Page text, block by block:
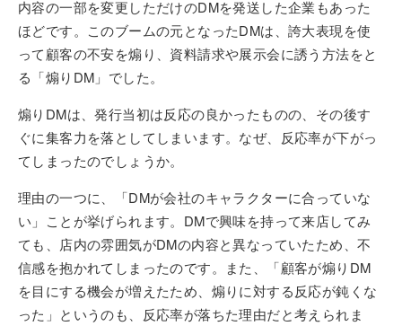
内容の一部を変更しただけのDMを発送した企業もあった
ほどです。このブームの元となったDMは、誇大表現を使
って顧客の不安を煽り、資料請求や展示会に誘う方法をと
る「煽りDM」でした。
煽りDMは、発行当初は反応の良かったものの、その後す
ぐに集客力を落としてしまいます。なぜ、反応率が下がっ
てしまったのでしょうか。
理由の一つに、「DMが会社のキャラクターに合っていな
い」ことが挙げられます。DMで興味を持って来店してみ
ても、店内の雰囲気がDMの内容と異なっていたため、不
信感を抱かれてしまったのです。また、「顧客が煽りDM
を目にする機会が増えたため、煽りに対する反応が鈍くな
った」というのも、反応率が落ちた理由だと考えられま